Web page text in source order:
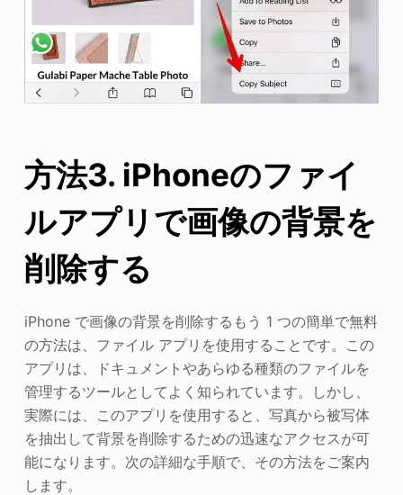
方法3. iPhoneのファイ
ルアプリで画像の背景を
削除する
iPhone で画像の背景を削除するもう 1 つの簡単で無料
の方法は、ファイル アプリを使用することです。この
アプリは、ドキュメントやあらゆる種類のファイルを
管理するツールとしてよく知られています。しかし、
実際には、このアプリを使用すると、写真から被写体
を抽出して背景を削除するための迅速なアクセスが可
能になります。次の詳細な手順で、その方法をご案内
します。